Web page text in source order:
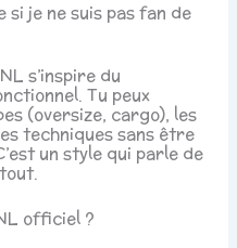
je ne suis pas fan de
s’inspire du
Tu peux
(oversize, cargo), les
techniques sans être
un style qui parle de
officiel ?